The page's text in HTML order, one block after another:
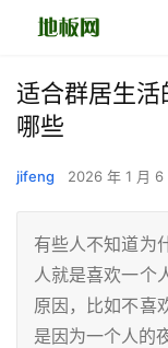
适合群居生
哪些
jifeng 2026 年 1 月 6
有些人不知道为
人就是喜欢一个
原因，比如不喜
是因为一个人的